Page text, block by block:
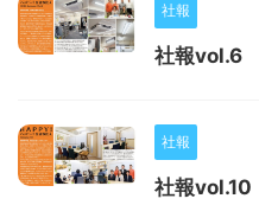
社報
社報vol.6
社報
社報vol.10